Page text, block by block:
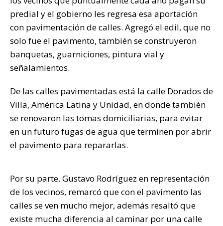
predial y el gobierno les regresa esa aportación
con pavimentación de calles. Agregó el edil, que no
solo fue el pavimento, también se construyeron
banquetas, guarniciones, pintura vial y
señalamientos.
De las calles pavimentadas está la calle Dorados de
Villa, América Latina y Unidad, en donde también
se renovaron las tomas domiciliarias, para evitar
en un futuro fugas de agua que terminen por abrir
el pavimento para repararlas.
Por su parte, Gustavo Rodríguez en representación
de los vecinos, remarcó que con el pavimento las
calles se ven mucho mejor, además resaltó que
existe mucha diferencia al caminar por una calle